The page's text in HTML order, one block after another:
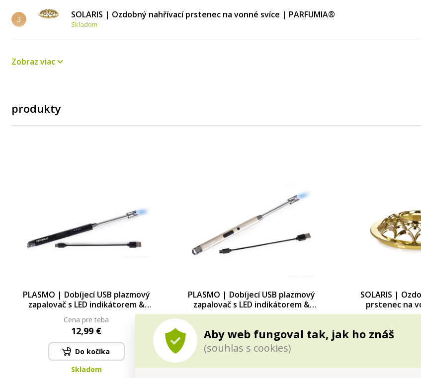
Aby web fungoval tak, jak ho znáš
(souhlas s cookies)
3 SOLARIS | Ozdobný nahřívací prstenec na vonné svíce | PARFUMIA®
Skladom
4
Zobraz viac
produkty
PLASMO | Dobíjecí USB plazmový
zapalovač s LED indikátorem &
flexibilním krkem | černý
SYSTEMAT
Cena pre teba
12,99 €
Do kočíka
Skladom
PLASMO | Dobíjecí USB plazmový
zapalovač s LED indikátorem &
flexibilním krkem | platinový
12,99 €
Do kočíka
Skladom
SOLARIS |
prstenec na
PARFUMIA®